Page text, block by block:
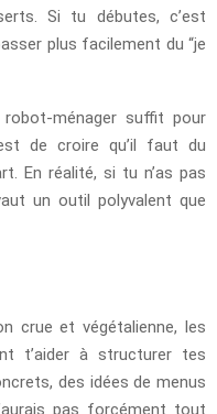
Si tu débutes, c’est
plus facilement du “je
ménager suffit pour
de croire qu’il faut du
En réalité, si tu n’as pas
un outil polyvalent que
crue et végétalienne, les
t’aider à structurer tes
des idées de menus
pas forcément tout